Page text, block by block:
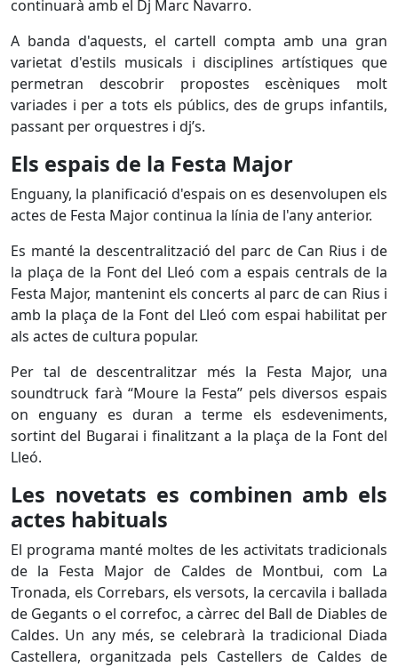
continuarà amb el Dj Marc Navarro.
A banda d'aquests, el cartell compta amb una gran
varietat d'estils musicals i disciplines artístiques que
permetran descobrir propostes escèniques molt
variades i per a tots els públics, des de grups infantils,
passant per orquestres i dj’s.
Els espais de la Festa Major
Enguany, la planificació d'espais on es desenvolupen els
actes de Festa Major continua la línia de l'any anterior.
Es manté la descentralització del parc de Can Rius i de
la plaça de la Font del Lleó com a espais centrals de la
Festa Major, mantenint els concerts al parc de can Rius i
amb la plaça de la Font del Lleó com espai habilitat per
als actes de cultura popular.
Per tal de descentralitzar més la Festa Major, una
soundtruck farà “Moure la Festa” pels diversos espais
on enguany es duran a terme els esdeveniments,
sortint del Bugarai i finalitzant a la plaça de la Font del
Lleó.
Les novetats es combinen amb els
actes habituals
El programa manté moltes de les activitats tradicionals
de la Festa Major de Caldes de Montbui, com La
Tronada, els Correbars, els versots, la cercavila i ballada
de Gegants o el correfoc, a càrrec del Ball de Diables de
Caldes. Un any més, se celebrarà la tradicional Diada
Castellera, organitzada pels Castellers de Caldes de